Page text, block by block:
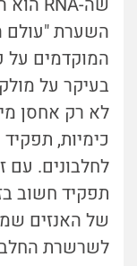
המוקדמים על
לא רק אחסן
כימיות,
תפקיד חשוב
של האנזים
לשרשרת